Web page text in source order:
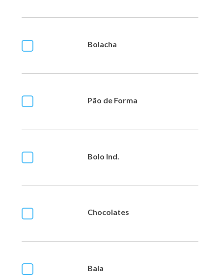
Bolacha
Pão de Forma
Bolo Ind.
Chocolates
Bala